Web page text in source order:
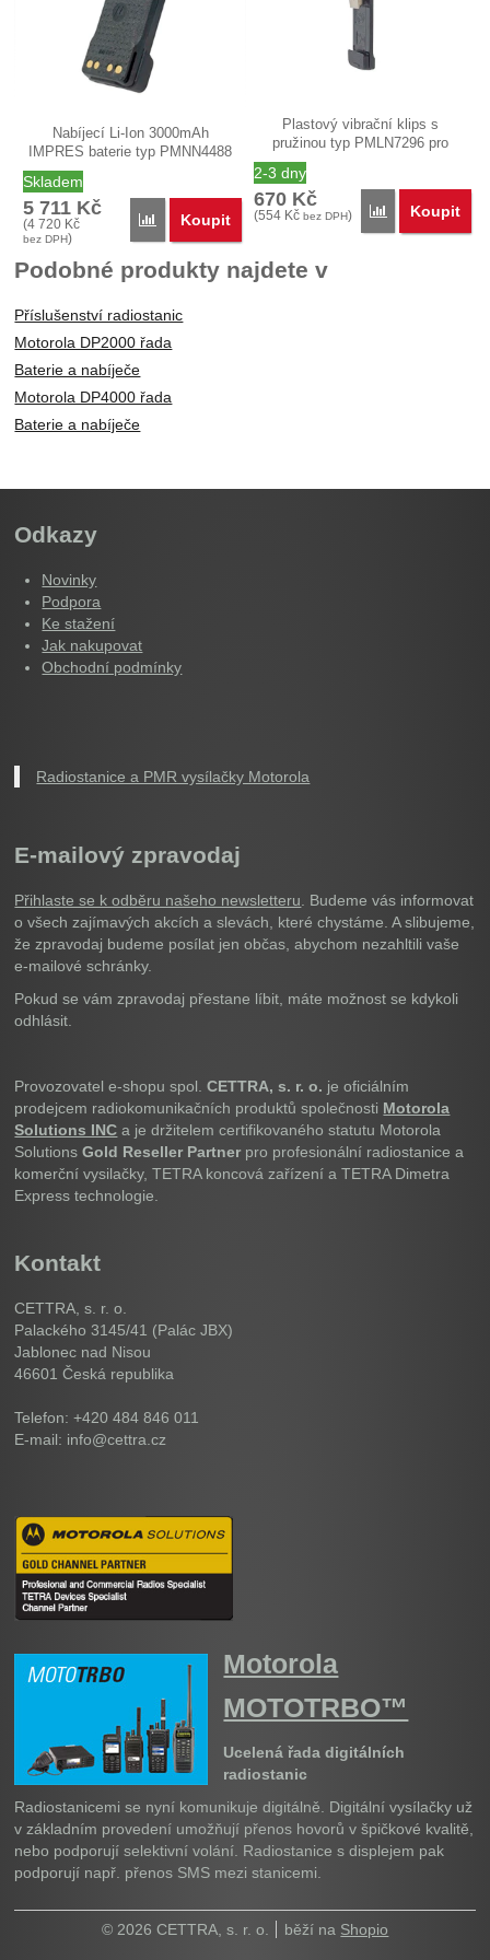
Nabíjecí Li-Ion 3000mAh
IMPRES baterie typ PMNN4488
Skladem
5 711 Kč
(4 720 Kč
bez DPH)
Porovnat
Koupit
Plastový vibrační klips s
pružinou typ PMLN7296 pro
2-3 dny
670 Kč
(554 Kč bez DPH) Porovnat
Koupit
Podobné produkty najdete v
Příslušenství radiostanic
Motorola DP2000 řada
Baterie a nabíječe
Motorola DP4000 řada
Baterie a nabíječe
Odkazy
Novinky
Podpora
Ke stažení
Jak nakupovat
Obchodní podmínky
Radiostanice a PMR vysílačky Motorola
E-mailový zpravodaj
Přihlaste se k odběru našeho newsletteru . Budeme vás informovat
o všech zajímavých akcích a slevách, které chystáme. A slibujeme,
že zpravodaj budeme posílat jen občas, abychom nezahltili vaše
e-mailové schránky.
Pokud se vám zpravodaj přestane líbit, máte možnost se kdykoli
odhlásit.
Provozovatel e-shopu spol.CETTRA, s. r. o. je oficiálním
prodejcem radiokomunikačních produktů společnosti Motorola
Solutions INC a je držitelem certifikovaného statutu Motorola
SolutionsGold Reseller Partner pro profesionální radiostanice a
komerční vysilačky, TETRA koncová zařízení a TETRA Dimetra
Express technologie.
Kontakt
CETTRA, s. r. o.
Palackého 3145/41 (Palác JBX)
Jablonec nad Nisou
46601Česká republika
Telefon: +420 484 846 011
E-mail: info@cettra.cz
Motorola
MOTOTRBO™
Ucelená řada digitálních
radiostanic
Radiostanicemi se nyní komunikuje digitálně. Digitální vysílačky už
v základním provedení umožňují přenos hovorů v špičkové kvalitě,
nebo podporují selektivní volání. Radiostanice s displejem pak
podporují např. přenos SMS mezi stanicemi.
© 2026 CETTRA, s. r. o. běží na Shopio